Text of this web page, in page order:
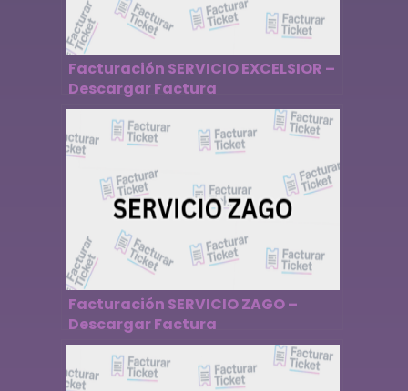
Facturación SERVICIO EXCELSIOR –
Descargar Factura
Facturación SERVICIO ZAGO –
Descargar Factura